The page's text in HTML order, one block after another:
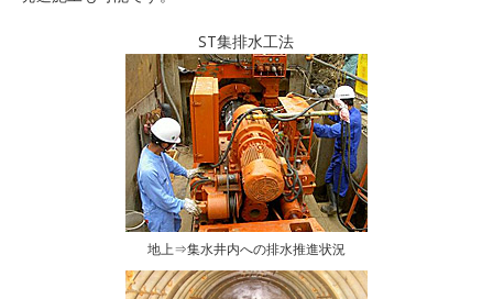
ST集排水工法
地上⇒集水井内への排水推進状況